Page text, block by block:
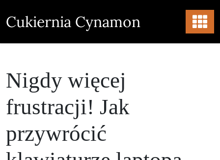
to
content
Cukiernia Cynamon
Nigdy więcej
frustracji! Jak
przywrócić